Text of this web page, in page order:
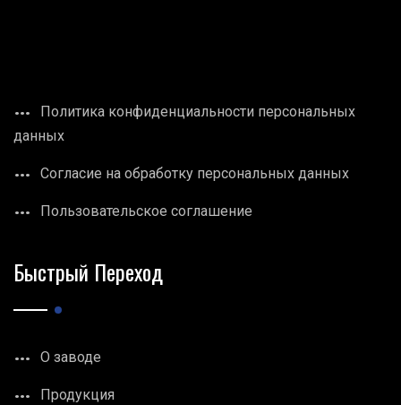
Политика конфиденциальности персональных
данных
Согласие на обработку персональных данных
Пользовательское соглашение
Быстрый Переход
О заводе
Продукция